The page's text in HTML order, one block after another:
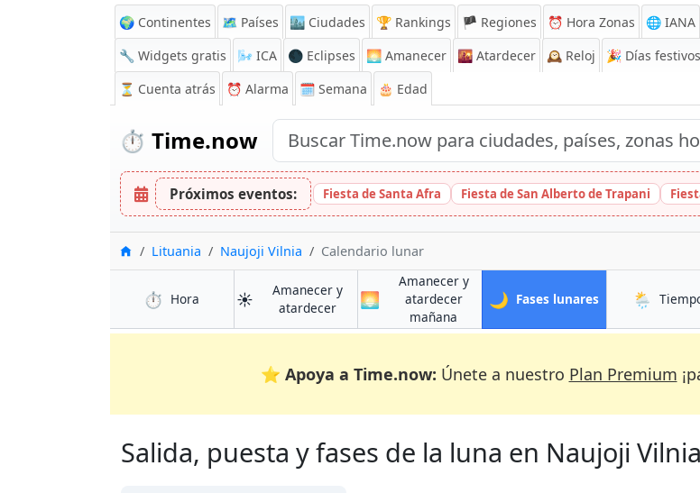
🌍 Continentes 🗺️ Países 🏙️ Ciudades 🏆 Rankings 🏴 Regiones ⏰ Hora Zonas 🌐 IANA
🔧 Widgets gratis
🌬️ ICA 🌑 Eclipses 🌅 Amanecer 🌇 Atardecer 🕰️ Reloj 🎉 Días festivos
⏳ Cuenta atrás ⏰ Alarma 🗓️ Semana 🎂 Edad
⏱️ Time.now
Próximos eventos: Fiesta de Santa Afra Fiesta de San Alberto de Trapani
InicioLituania Naujoji Vilnia Calendario lunar
⏱️ Hora en Naujoji Vilnia
☀️
Amanecer y
atardeceren Naujoji Vilnia
🌅
Amanecer y
atardecer
mañana
🌙 Fases lunaresen Naujoji Vilnia
🌦️
⭐ Apoya a Time.now: Únete a nuestro Plan Premium
Salida, puesta y fases de la luna en Naujoji